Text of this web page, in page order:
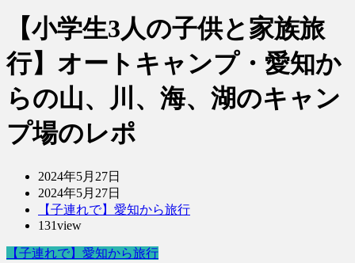
【小学生3人の子供と家族旅
行】オートキャンプ・愛知か
らの山、川、海、湖のキャン
プ場のレポ
2024年5月27日
2024年5月27日
【子連れで】愛知から旅行
131view
【子連れで】愛知から旅行